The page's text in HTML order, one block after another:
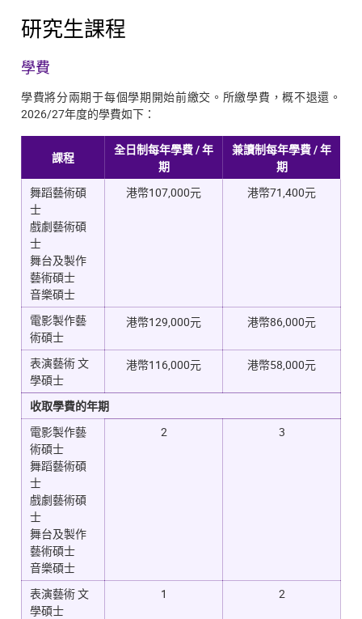
研究生課程
學費
學費將分兩期于每個學期開始前繳交。所繳學費，概不退還。
2026/27年度的學費如下：
課程
全日制每年學費 /年
期
兼讀制每年學費 /年
期
舞蹈藝術碩
士
戲劇藝術碩
士
舞台及製作
藝術碩士
音樂碩士
港幣107,000元 港幣71,400元
電影製作藝
術碩士
港幣129,000元 港幣86,000元
表演藝術 文
學碩士
港幣116,000元 港幣58,000元
收取學費的年期
電影製作藝
術碩士
舞蹈藝術碩
士
戲劇藝術碩
士
舞台及製作
藝術碩士
音樂碩士
2 3
表演藝術 文
學碩士
1 2